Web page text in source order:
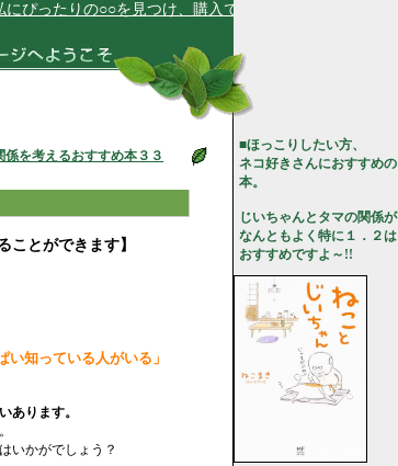
の○○を見つけ、購入できます★
係を考えるおすすめ本３３
ことができます】
い知っている人がいる」
あります。
いかがでしょう？
■ほっこりしたい方、
ネコ好きさんにおすすめの
本。
じいちゃんとタマの関係が
なんともよく特に１．２は
おすすめですよ～!!